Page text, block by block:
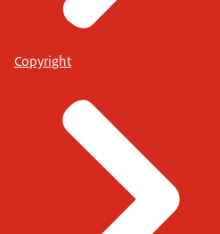
Copyright